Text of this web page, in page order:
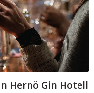
Hernö Gin Hotell